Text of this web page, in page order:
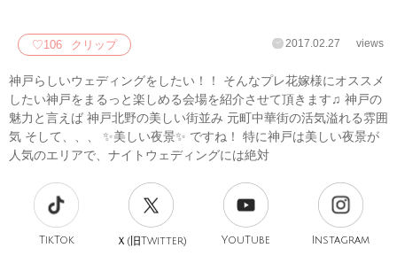
♡106 クリップ 2017.02.27 views
神戸らしいウェディングをしたい！！ そんなプレ花嫁様にオススメ
したい神戸をまるっと楽しめる会場を紹介させて頂きます♫ 神戸の
魅力と言えば 神戸北野の美しい街並み 元町中華街の活気溢れる雰囲
気 そして、、、 ✨美しい夜景✨ ですね！ 特に神戸は美しい夜景が
人気のエリアで、ナイトウェディングには絶対
TikTok Ｘ(旧Twitter) YouTube Instagram